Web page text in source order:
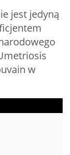
jest jedyną
w